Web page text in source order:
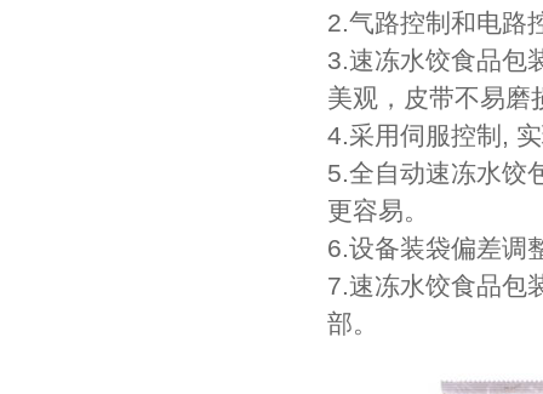
2.气路控制和电路
3.速冻水饺食品包
美观，皮带不易磨
4.采用伺服控制,
5.全自动速冻水饺
更容易。
6.设备装袋偏差调
7.速冻水饺食品包
部。